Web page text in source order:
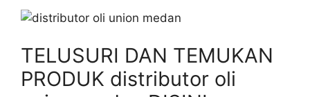
TELUSURI DAN TEMUKAN
PRODUK distributor oli